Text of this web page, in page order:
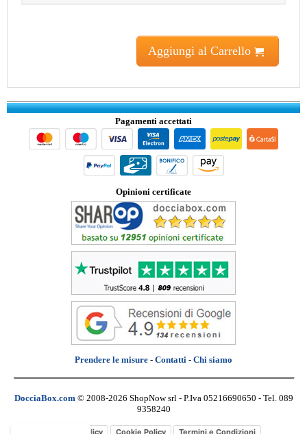
Aggiungi al Carrello
Pagamenti accettati
Opinioni certificate
Prendere le misure - Contatti - Chi siamo
DocciaBox.com © 2008-2026 ShopNow srl - P.Iva 05216690650 - Tel. 089
9358240